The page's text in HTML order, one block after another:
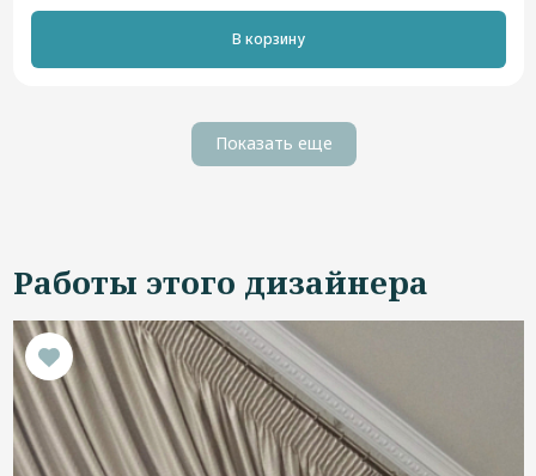
В корзину
Показать еще
Работы этого дизайнера